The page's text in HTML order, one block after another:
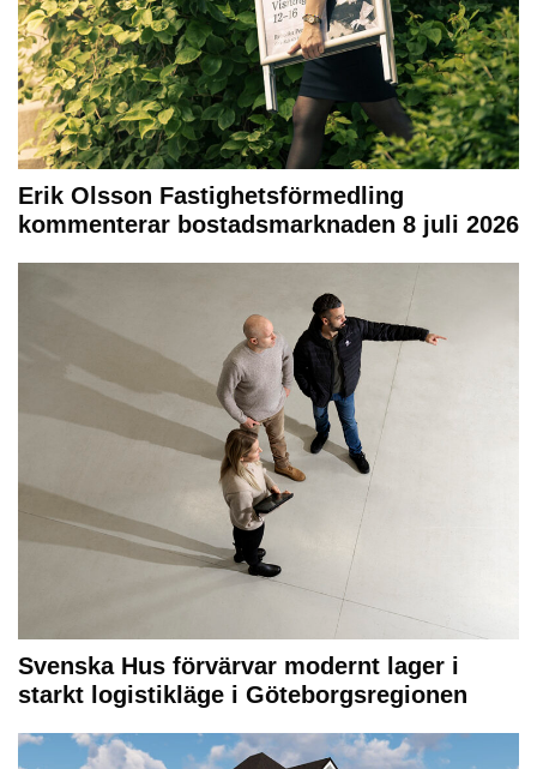
Erik Olsson Fastighetsförmedling
kommenterar bostadsmarknaden 8 juli 2026
Svenska Hus förvärvar modernt lager i
starkt logistikläge i Göteborgsregionen